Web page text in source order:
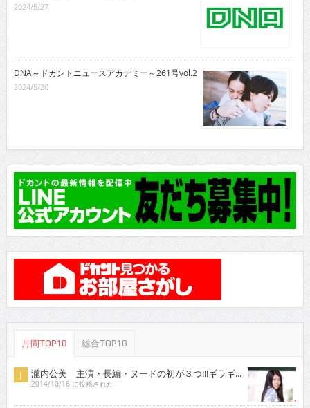
2024/5/27
DNA～ドカントニュースアカデミー～261号vol.2
2024/5/20
月間TOP10 総合TOP10
瀧内公美 主演・長編・ヌードの初が３つ!!!ギラギ...
2014/10/16 に投稿された